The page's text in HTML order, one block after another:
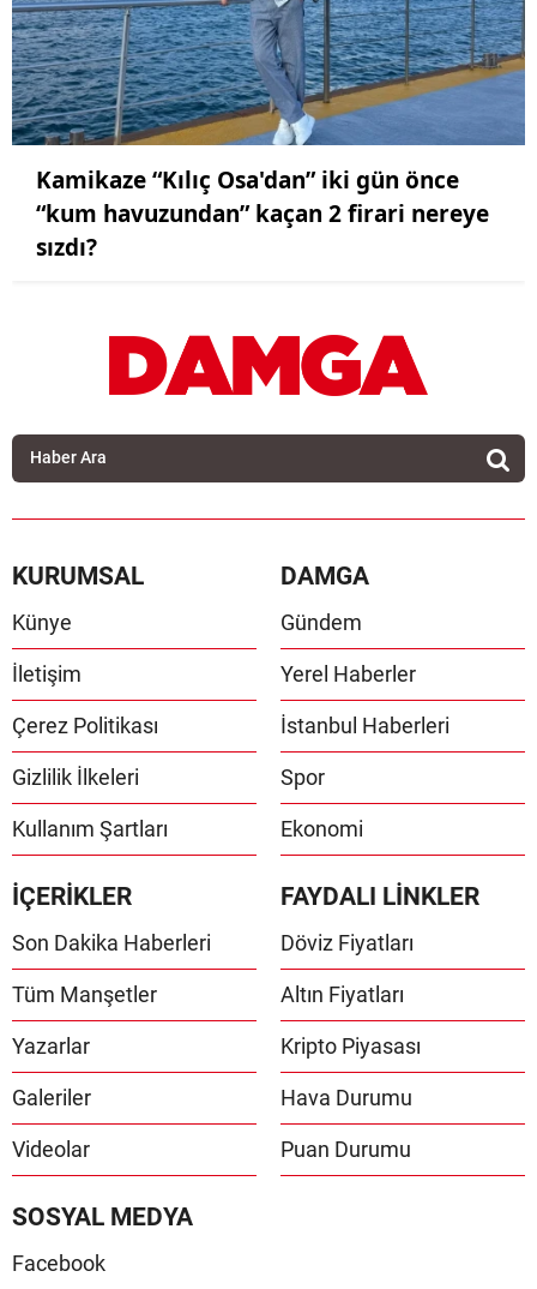
Kamikaze “Kılıç Osa'dan” iki gün önce
“kum havuzundan” kaçan 2 firari nereye
sızdı?
KURUMSAL
Künye
İletişim
Çerez Politikası
Gizlilik İlkeleri
Kullanım Şartları
DAMGA
Gündem
Yerel Haberler
İstanbul Haberleri
Spor
Ekonomi
İÇERİKLER
Son Dakika Haberleri
Tüm Manşetler
Yazarlar
Galeriler
Videolar
FAYDALI LİNKLER
Döviz Fiyatları
Altın Fiyatları
Kripto Piyasası
Hava Durumu
Puan Durumu
SOSYAL MEDYA
Facebook